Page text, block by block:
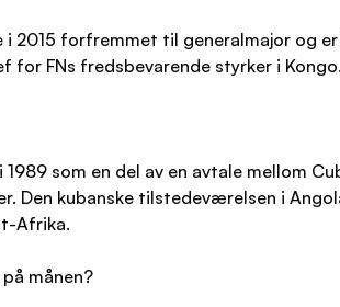
2015 forfremmet til generalmajor og
FNs fredsbevarende styrker i Kongo.
som en del av en avtale mellom
Den kubanske tilstedeværelsen i
Afrika.
månen?